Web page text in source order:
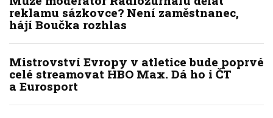
reklamu sázkovce? Není zaměstnanec,
hájí Boučka rozhlas
Mistrovství Evropy v atletice bude poprvé
celé streamovat HBO Max. Dá ho i ČT
a Eurosport